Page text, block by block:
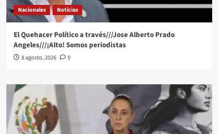
Nacionales Noticias
El Quehacer Político a través///Jose Alberto Prado
Angeles///¡Alto! Somos periodistas
8 agosto, 2026 0